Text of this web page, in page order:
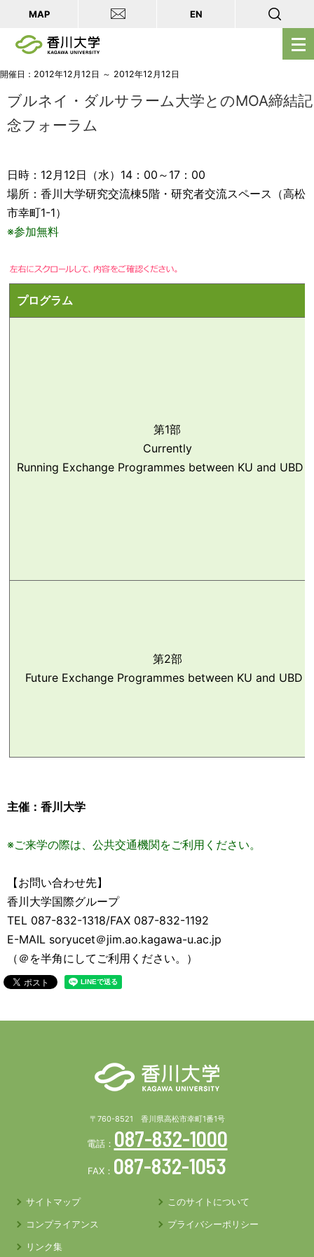
メ
ニ
ー
MAP EN
開催日：2012年12月12日 ～ 2012年12月12日
ブルネイ・ダルサラーム大学とのMOA締結記
念フォーラム
日時：12月12日（水）14：00～17：00
場所：香川大学研究交流棟5階・研究者交流スペース（高松
市幸町1-1）
※参加無料
プログラム
第1部
Currently
Running Exchange Programmes between KU and
第2部
Future Exchange Programmes between KU and UBD
主催：香川大学
※ご来学の際は、公共交通機関をご利用ください。
【お問い合わせ先】
香川大学国際グループ
TEL 087-832-1318/FAX 087-832-1192
E-MAIL soryucet＠jim.ao.kagawa-u.ac.jp
（＠を半角にしてご利用ください。）
〒760-8521 香川県高松市幸町1番1号
電話： 087-832-1000
FAX： 087-832-1053
サイトマップ
このサイトについて
コンプライアンス
プライバシーポリシー
リンク集